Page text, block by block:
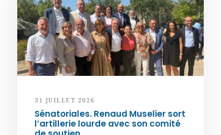
31 JUILLET 2026
Sénatoriales. Renaud Muselier sort
l’artillerie lourde avec son comité